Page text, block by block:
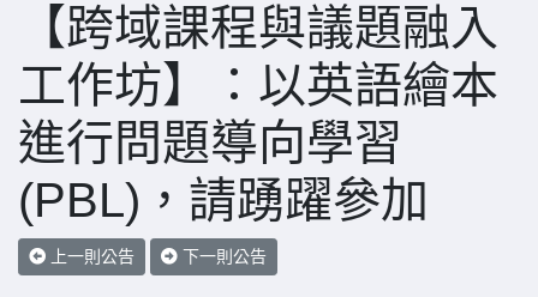
【跨域課程與議題融入
工作坊】：以英語繪本
進行問題導向學習
(PBL)，請踴躍參加
上一則公告 下一則公告